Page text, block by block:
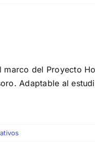
marco del Proyecto
Adaptable al